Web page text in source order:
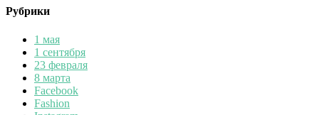
Рубрики
1 мая
1 сентября
23 февраля
8 марта
Facebook
Fashion